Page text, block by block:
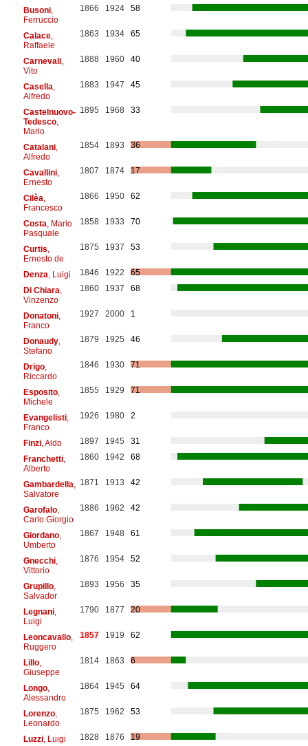
Busoni,
Ferruccio
1866 1924 58
Calace,
Raffaele
1863 1934 65
Carnevali,
Vito
1888 1960 40
Casella
Alfredo
1883 1947 45
Castelnuovo-
Tedesco,
Mario
1895 1968 33
Catalani,
Alfredo
1854 1893 36
Cavallini,
Ernesto
1807 1874 17
Cilèa
Francesco
1866 1950 62
Costa , Mario
Pasquale
1858 1933 70
Curtis
Ernesto de
1875 1937 53
Denza , Luigi 1846 1922
65
Di Chiara
Vinzenzo
1860 1937 68
Donatoni,
Franco
1927 2000 1
Donaudy,
Stefano
1879 1925 46
Drigo,
Riccardo
1846 1930 71
Esposito,
Michele
1855 1929 71
Evangelisti,
Franco
1926 1980 2
Finzi, Aldo 1897 1945
31
Franchetti,
Alberto
1860 1942 68
Gambardella
Salvatore
1871 1913 42
Garofalo,
Carlo Giorgio
1886 1962 42
Giordano,
Umberto
1867 1948 61
Gnecchi,
Vittorio
1876 1954 52
Grupillo,
Salvador
1893 1956 35
Legnani,
Luigi
1790 1877 20
Leoncavallo,
Ruggero
1857 1919 62
Lillo,
Giuseppe
1814 1863 6
Longo,
Alessandro
1864 1945 64
Lorenzo,
Leonardo
1875 1962 53
Luzzi, Luigi 1828 1876 19